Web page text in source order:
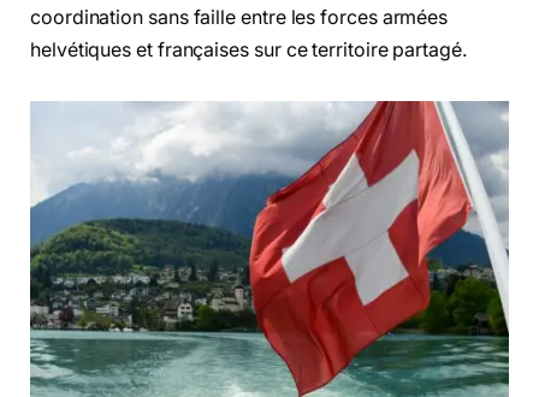
coordination sans faille entre les forces armées
helvétiques et françaises sur ce territoire partagé.